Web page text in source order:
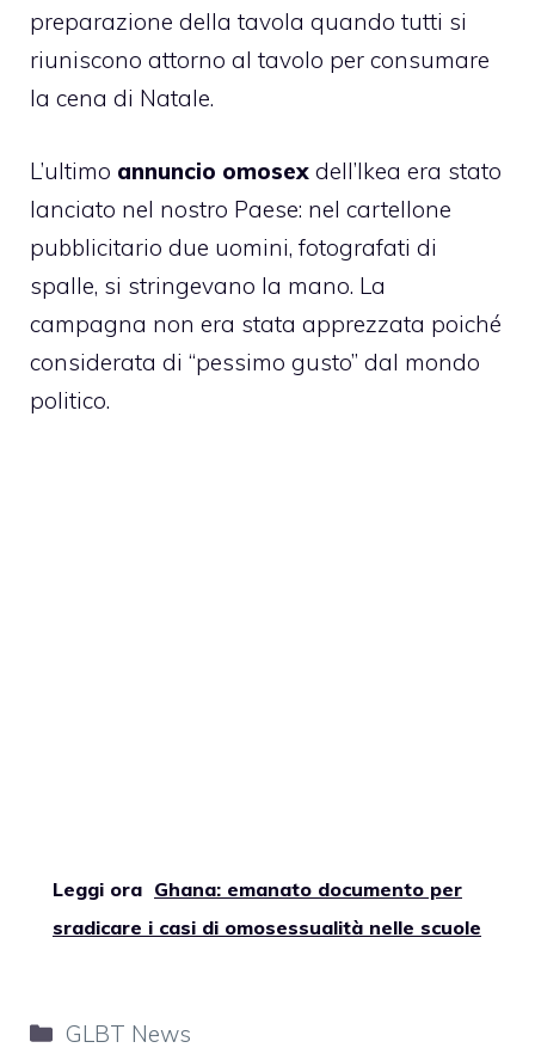
preparazione della tavola quando tutti si
riuniscono attorno al tavolo per consumare
la cena di Natale.
L’ultimo annuncio omosex dell’Ikea era stato
lanciato nel nostro Paese: nel cartellone
pubblicitario due uomini, fotografati di
spalle, si stringevano la mano. La
campagna non era stata apprezzata poiché
considerata di “pessimo gusto” dal mondo
politico.
Leggi ora Ghana: emanato documento per
sradicare i casi di omosessualità nelle scuole
Categorie
GLBT News